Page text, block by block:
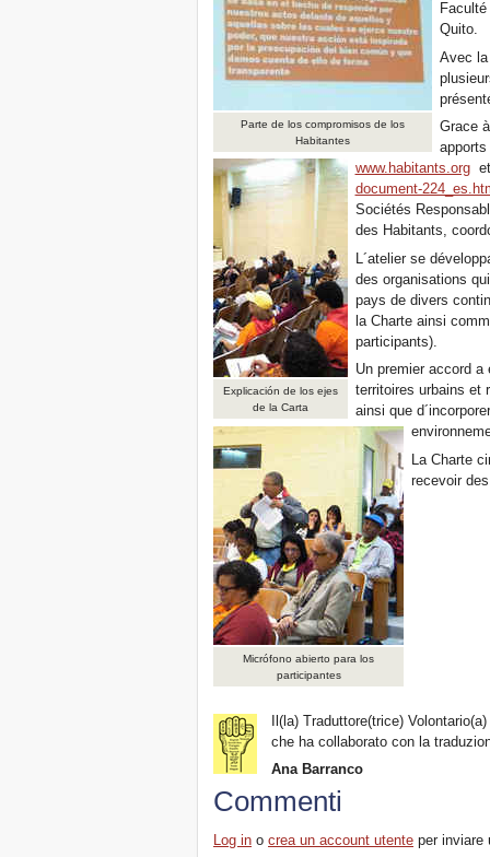
Parte de los compromisos de los
Habitantes
Quito.
Avec la
Explicación de los ejes
de la Carta
Grace
www.habitants.org
document-
Sociétés
des Habitants,
Micrófono abierto para los
participantes
L´atelier se
des organisations
pays de divers
la Charte ainsi
participants).
Un premier accord
territoires urbains et
ainsi que
La Charte
recevoir
Il(la) Traduttore(trice)
che ha collaborato con la
Ana Barranco
Commenti
Log in ocrea un account utente per inviare